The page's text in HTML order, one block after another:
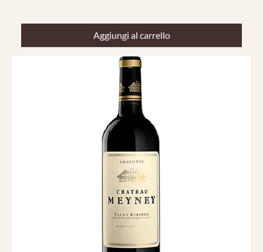
Aggiungi al carrello